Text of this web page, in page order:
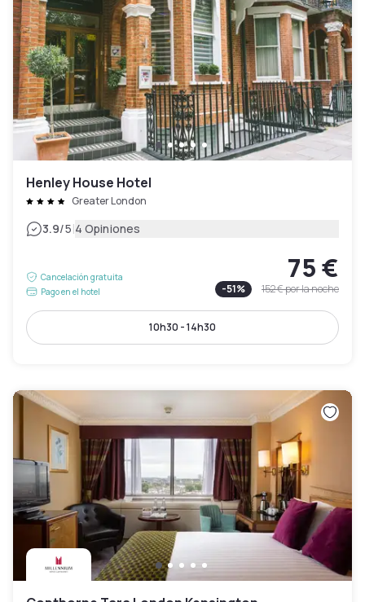
Henley House Hotel
Greater London
3.9/5|4 Opiniones
Cancelación gratuita
Pago en el hotel
75 €
-51% 152 €por la noche
10h30 - 14h30